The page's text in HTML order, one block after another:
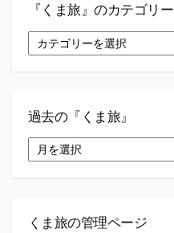
『くま旅』のカテゴリー
『く
ま
テ
ー
過去の『くま旅』
去
旅』
くま旅の管理ページ